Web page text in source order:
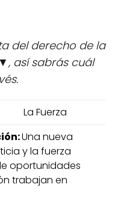
del derecho de la
así sabrás cuál
La Fuerza
Una nueva
y la fuerza
oportunidades
trabajan en